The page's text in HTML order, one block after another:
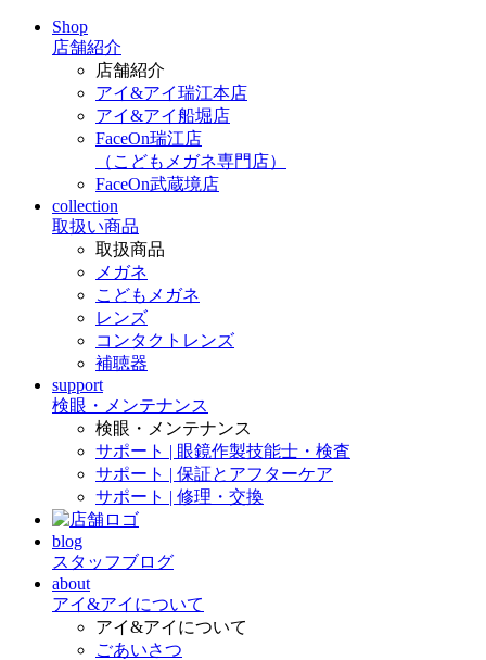
Shop
店舗紹介
店舗紹介
アイ&アイ瑞江本店
アイ&アイ船堀店
FaceOn瑞江店
（こどもメガネ専門店）
FaceOn武蔵境店
collection
取扱い商品
取扱商品
メガネ
こどもメガネ
レンズ
コンタクトレンズ
補聴器
support
検眼・メンテナンス
検眼・メンテナンス
サポート | 眼鏡作製技能士・検査
サポート | 保証とアフターケア
サポート | 修理・交換
blog
スタッフブログ
about
アイ&アイについて
アイ&アイについて
ごあいさつ